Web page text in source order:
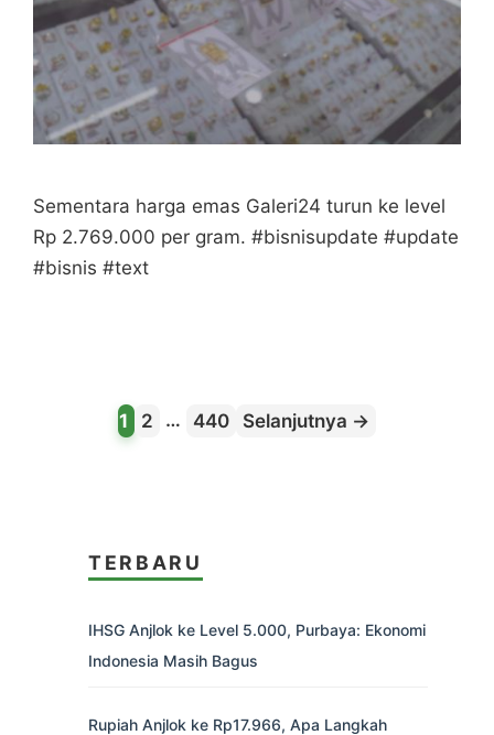
Sementara harga emas Galeri24 turun ke level
Rp 2.769.000 per gram. #bisnisupdate #update
#bisnis #text
Halaman
1 Halaman
2 … Halaman
440 Selanjutnya →
TERBARU
IHSG Anjlok ke Level 5.000, Purbaya: Ekonomi
Indonesia Masih Bagus
Rupiah Anjlok ke Rp17.966, Apa Langkah